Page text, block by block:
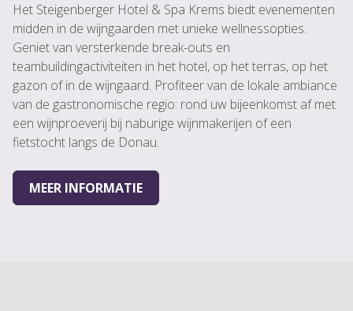
Het Steigenberger Hotel & Spa Krems biedt evenementen
midden in de wijngaarden met unieke wellnessopties.
Geniet van versterkende break-outs en
teambuildingactiviteiten in het hotel, op het terras, op het
gazon of in de wijngaard. Profiteer van de lokale ambiance
van de gastronomische regio: rond uw bijeenkomst af met
een wijnproeverij bij naburige wijnmakerijen of een
fietstocht langs de Donau.
MEER INFORMATIE